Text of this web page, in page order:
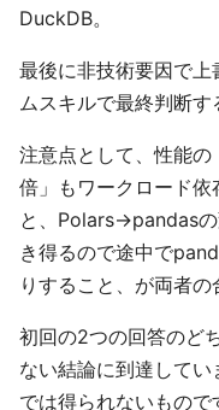
DuckDB。
最後に非技術要因で
ムスキルで最終判断す
注意点として、性能
倍」もワークロード依
と、Polars→pandas
き得るので途中で
りすること、が両者の
初回の2つの回答のど
ない結論に到達して
では得られないもので